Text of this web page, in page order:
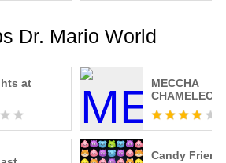
Dr. Mario World
at
MECCHA
CHAMELEON
Candy